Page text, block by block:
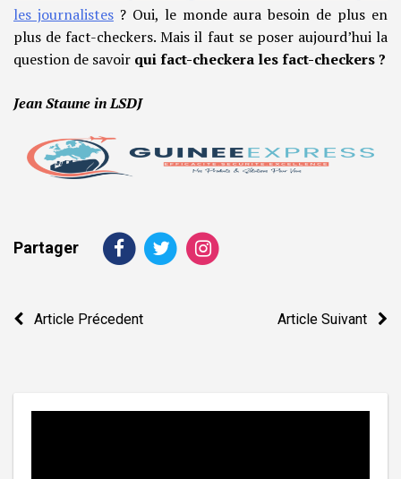
les journalistes? Oui, le monde aura besoin de plus en
plus de fact-checkers. Mais il faut se poser aujourd’hui la
question de savoir qui fact-checkera les fact-checkers ?
Jean Staune in LSDJ
Partager
Navigation
Article Précedent Article Suivant